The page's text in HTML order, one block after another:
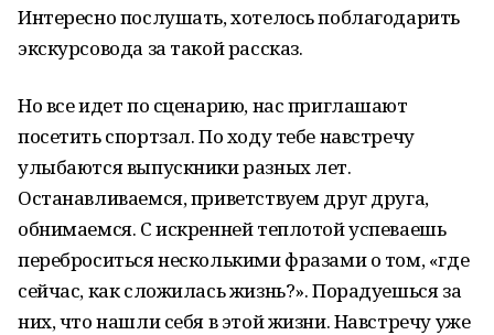
Интересно послушать, хотелось поблагодарить
экскурсовода за такой рассказ.
Но все идет по сценарию, нас приглашают
посетить спортзал. По ходу тебе навстречу
улыбаются выпускники разных лет.
Останавливаемся, приветствуем друг друга,
обнимаемся. С искренней теплотой успеваешь
переброситься несколькими фразами о том, «где
сейчас, как сложилась жизнь?». Порадуешься за
них, что нашли себя в этой жизни. Навстречу уже